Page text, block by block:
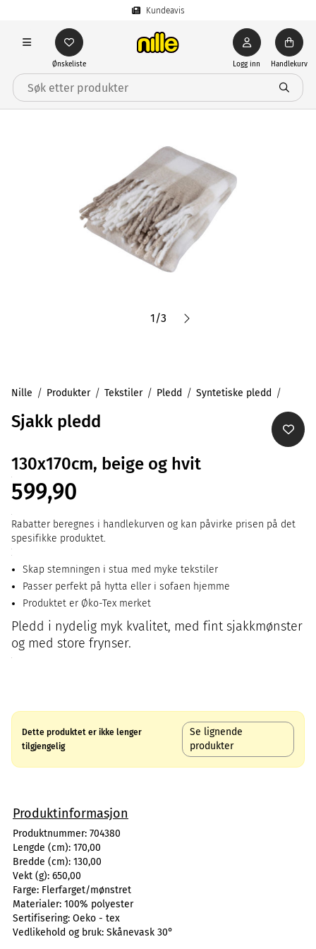
Kundeavis
Ønskeliste Logg inn Handlekurv
1/3
Nille Produkter Tekstiler Pledd Syntetiske pledd
Sjakk pledd
130x170cm, beige og hvit
599,90
Rabatter beregnes i handlekurven og kan påvirke prisen på det
spesifikke produktet.
Skap stemningen i stua med myke tekstiler
Passer perfekt på hytta eller i sofaen hjemme
Produktet er Øko-Tex merket
Pledd i nydelig myk kvalitet, med fint sjakkmønster
og med store frynser.
Dette produktet er ikke lenger
tilgjengelig
Se lignende
produkter
Produktinformasjon
Produktnummer: 704380
Lengde (cm): 170,00
Bredde (cm): 130,00
Vekt (g): 650,00
Farge: Flerfarget/mønstret
Materialer: 100% polyester
Sertifisering: Oeko - tex
Vedlikehold og bruk: Skånevask 30°